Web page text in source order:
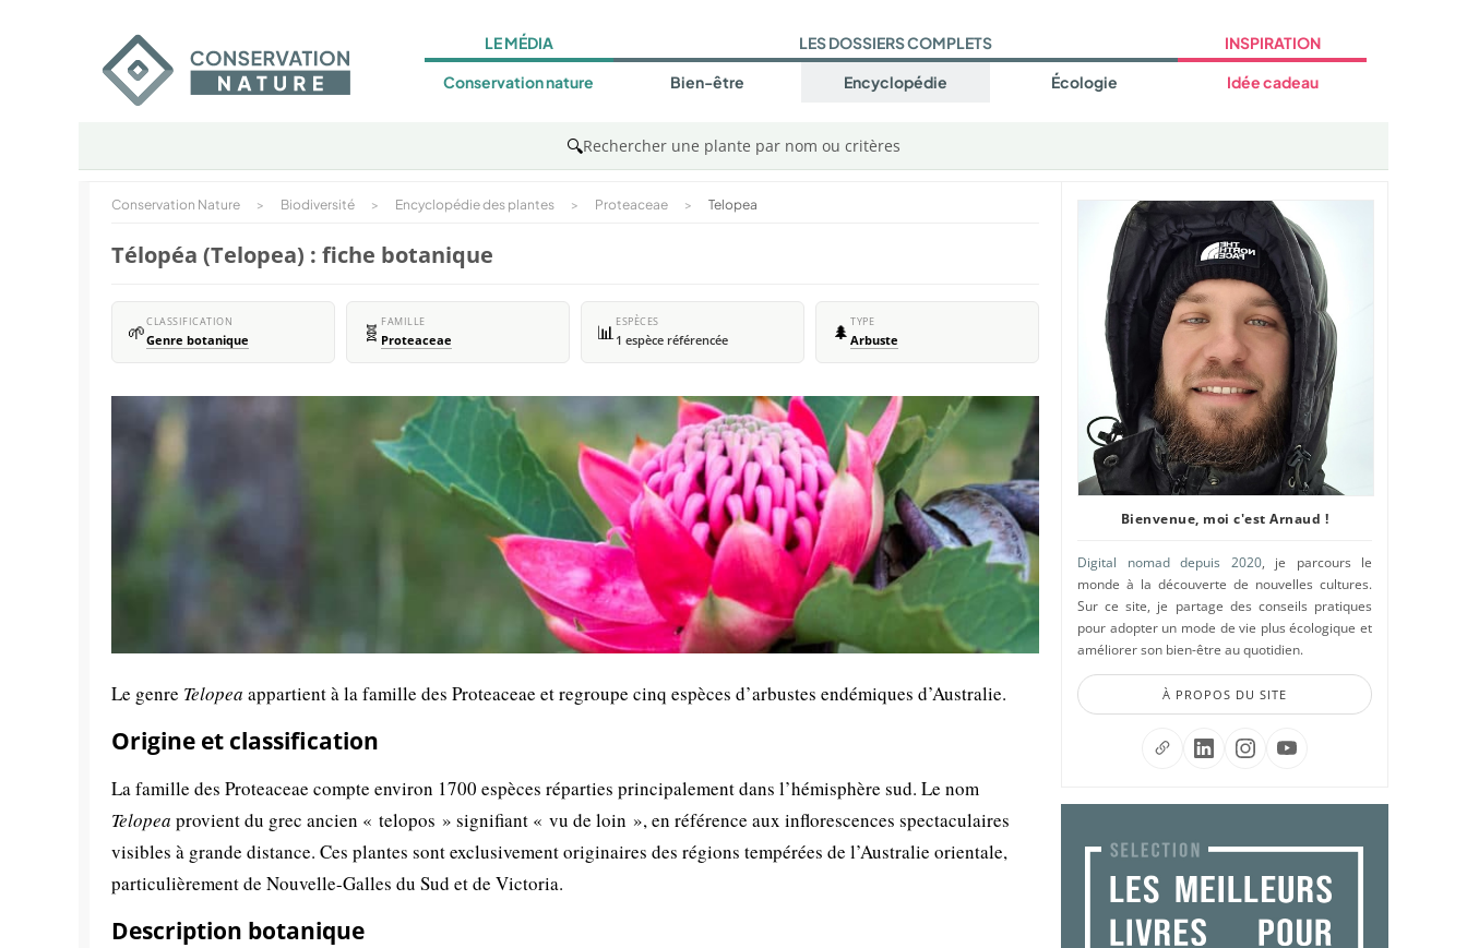
LE MÉDIA
Conservation nature
LES DOSSIERS COMPLETS
Bien-être Encyclopédie Écologie
INSPIRATION
Idée cadeau
🔍Rechercher une plante par nom ou critères
Conservation Nature > Biodiversité > Encyclopédie des plantes > Proteaceae > Telopea
Télopéa (Telopea) : fiche botanique
🌱CLASSIFICATION
Genre botanique 🧬 FAMILLE
Proteaceae 📊 ESPÈCES
1 espèce référencée 🌲 TYPE
Arbuste
Le genre Telopea appartient à la famille des Proteaceae et regroupe cinq espèces d’arbustes endémiques d’Australie.
Origine et classification
La famille des Proteaceae compte environ 1700 espèces réparties principalement dans l’hémisphère sud. Le nom
Telopea provient du grec ancien « telopos » signifiant « vu de loin », en référence aux inflorescences spectaculaires
visibles à grande distance. Ces plantes sont exclusivement originaires des régions tempérées de l’Australie orientale,
particulièrement de Nouvelle-Galles du Sud et de Victoria.
Description botanique
Bienvenue, moi c'est Arnaud !
Digital nomad depuis 2020, je parcours le
monde à la découverte de nouvelles cultures.
Sur ce site, je partage des conseils pratiques
pour adopter un mode de vie plus écologique et
améliorer son bien-être au quotidien.
À PROPOS DU SITE